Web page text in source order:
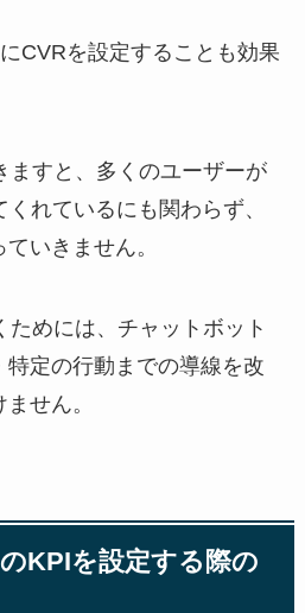
にCVRを設定することも効果
ますと、多くのユーザーが
れているにも関わらず、
いきません。
ためには、チャットボット
定の行動までの導線を改
せん。
KPIを設定する際の